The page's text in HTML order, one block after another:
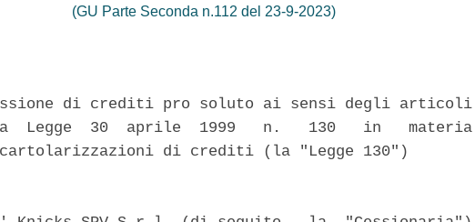
(GU Parte Seconda n.112 del 23-9-2023)